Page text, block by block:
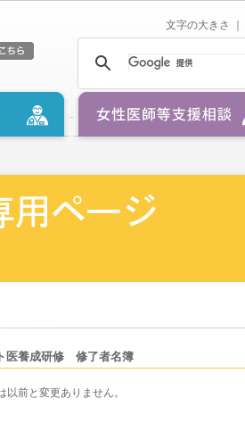
文字の大きさ ｜
医養成研修 修了者名簿
以前と変更ありません。